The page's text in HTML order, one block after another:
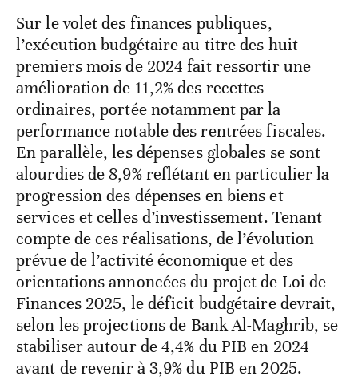
Sur le volet des finances publiques,
l’exécution budgétaire au titre des huit
premiers mois de 2024 fait ressortir une
amélioration de 11,2% des recettes
ordinaires, portée notamment par la
performance notable des rentrées fiscales.
En parallèle, les dépenses globales se sont
alourdies de 8,9% reflétant en particulier la
progression des dépenses en biens et
services et celles d’investissement. Tenant
compte de ces réalisations, de l’évolution
prévue de l’activité économique et des
orientations annoncées du projet de Loi de
Finances 2025, le déficit budgétaire devrait,
selon les projections de Bank Al-Maghrib, se
stabiliser autour de 4,4% du PIB en 2024
avant de revenir à 3,9% du PIB en 2025.